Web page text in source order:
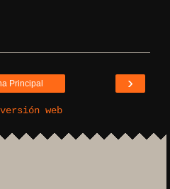
›
Principal
web